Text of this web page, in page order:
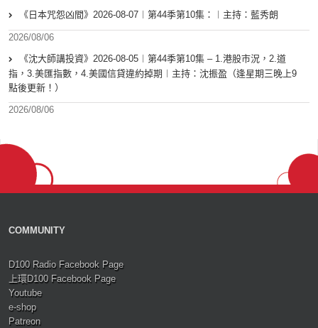
《日本咒怨凶間》2026-08-07︱第44季第10集：︱主持：藍秀朗
2026/08/06
《沈大師講投資》2026-08-05︱第44季第10集 – 1.港股市況，2.道
指，3.美匯指數，4.美國信貸違約掉期︱主持：沈振盈（逢星期三晚上9
點後更新！）
2026/08/06
COMMUNITY
D100 Radio Facebook Page
上環D100 Facebook Page
Youtube
e-shop
Patreon